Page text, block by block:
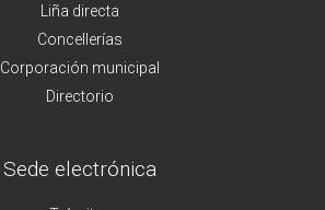
Liña directa
Concellerías
Corporación municipal
Directorio
Sede electrónica